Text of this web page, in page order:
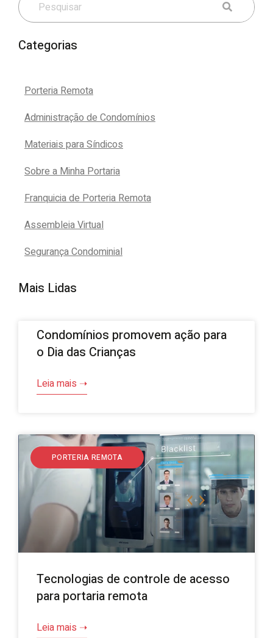
Categorias
Porteria Remota
Administração de Condomínios
Materiais para Síndicos
Sobre a Minha Portaria
Franquicia de Porteria Remota
Assembleia Virtual
Segurança Condominial
Mais Lidas
Condomínios promovem ação para
o Dia das Crianças
Leia mais ➝
PORTERIA REMOTA
Tecnologias de controle de acesso
para portaria remota
Leia mais ➝